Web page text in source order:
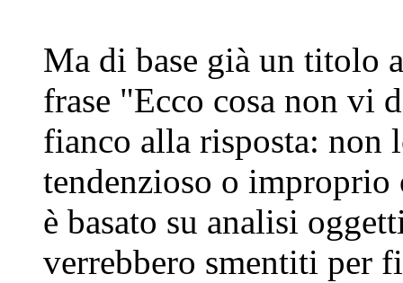
Ma di base già un titolo
frase "Ecco cosa non vi
fianco alla risposta: non
tendenzioso o improprio
è basato su analisi
verrebbero smentiti per